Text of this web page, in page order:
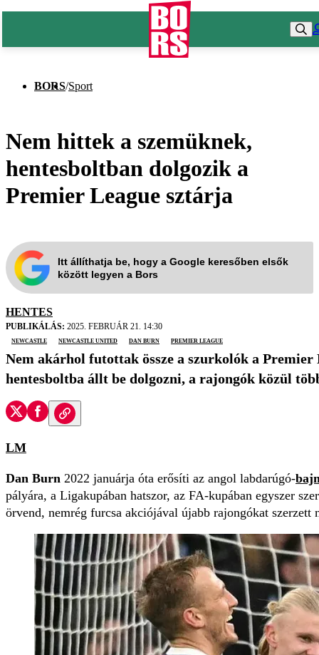
BORS/Sport
Nem hittek a szemüknek,
hentesboltban dolgozik a
Premier League sztárja
Itt állíthatja be, hogy a Google keresőben elsők
között legyen a Bors
HENTES
PUBLIKÁLÁS: 2025. FEBRUÁR 21. 14:30
Newcastle
newcastle united Dan Burn Premier League
Nem akárhol futottak össze a szurkolók a Premier
hentesboltba állt be dolgozni, a rajongók közül
LM
Dan Burn 2022 januárja óta erősíti az angol labdarúgó-
pályára, a Ligakupában hatszor, az FA-kupában egyszer
örvend, nemrég furcsa akciójával újabb rajongókat szerzett